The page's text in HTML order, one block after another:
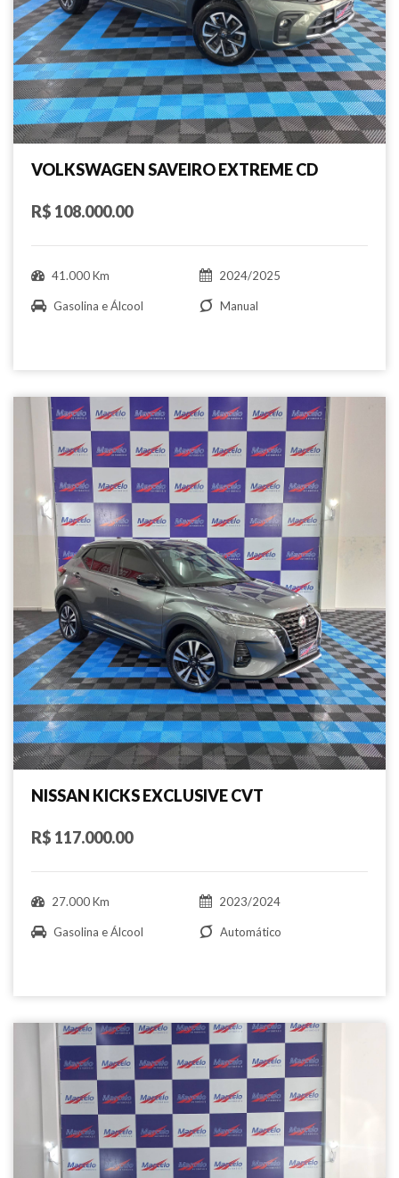
VOLKSWAGEN SAVEIRO EXTREME CD
R$ 108.000.00
41.000 Km 2024/2025
Gasolina e Álcool Manual
NISSAN KICKS EXCLUSIVE CVT
R$ 117.000.00
27.000 Km 2023/2024
Gasolina e Álcool Automático